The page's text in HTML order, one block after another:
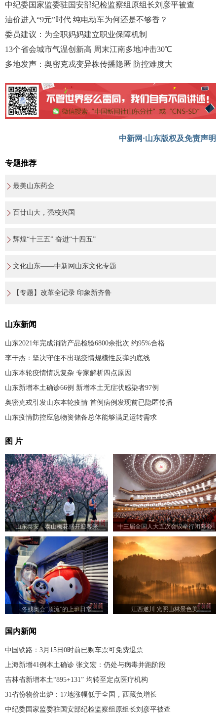
中纪委国家监委驻国安部纪检监察组原组长刘彦平被查
油价进入“9元”时代 纯电动车为何还是不够香？
委员建议：为全职妈妈建立职业保障机制
13个省会城市气温创新高 周末江南多地冲击30℃
多地发声：奥密克戎变异株传播隐匿 防控难度大
中新网·山东版权及免责声明
专题推荐
最美山东药企
百廿山大，强校兴国
辉煌“十三五” 奋进“十四五”
文化山东——中新网山东文化专题
【专题】改革全记录 印象新齐鲁
山东新闻
山东2021年完成消防产品检验6800余批次 约95%合格
李干杰：坚决守住不出现疫情规模性反弹的底线
山东本轮疫情情况复杂 专家解析四点原因
山东新增本土确诊66例 新增本土无症状感染者97例
奥密克戎引发山东本轮疫情 首例病例发现前已隐匿传播
山东疫情防控应急物资储备总体能够满足运转需求
图 片
山东泰安：泰山梅花盛开迎客来 十三届全国人大五次会议举行闭幕会
冬残奥会“顶流”的上班日常 江西遂川 光照山林景色美
国内新闻
中国铁路：3月15日0时前已购车票可免费退票
上海新增41例本土确诊 张文宏：仍处与病毒并跑阶段
吉林省新增本土“895+131” 均转至定点医疗机构
31省份物价出炉：17地涨幅低于全国，西藏负增长
中纪委国家监委驻国安部纪检监察组原组长刘彦平被查